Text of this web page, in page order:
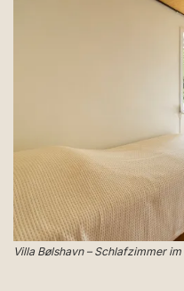
Villa Bølshavn – Schlafzimmer